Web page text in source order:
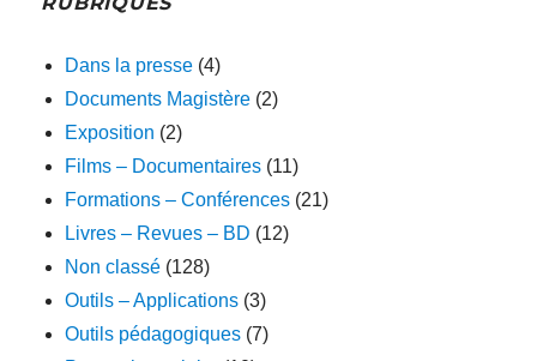
Dans la presse (4)
Documents Magistère (2)
Exposition (2)
Films – Documentaires (11)
Formations – Conférences (21)
Livres – Revues – BD (12)
Non classé (128)
Outils – Applications (3)
Outils pédagogiques (7)